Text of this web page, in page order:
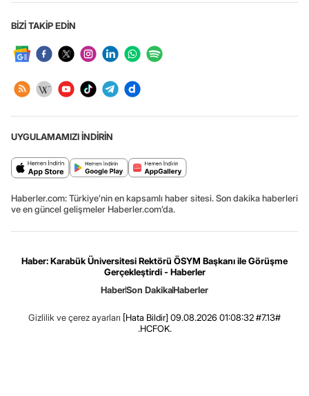
BİZİ TAKİP EDİN
UYGULAMAMIZI İNDİRİN
Haberler.com: Türkiye’nin en kapsamlı haber sitesi. Son dakika haberleri
ve en güncel gelişmeler Haberler.com’da.
Haber: Karabük Üniversitesi Rektörü ÖSYM Başkanı ile Görüşme
Gerçekleştirdi - Haberler
HaberSon DakikaHaberler
Gizlilik ve çerez ayarları [Hata Bildir] 09.08.2026 01:08:32 #7.13#
.HCFOK.